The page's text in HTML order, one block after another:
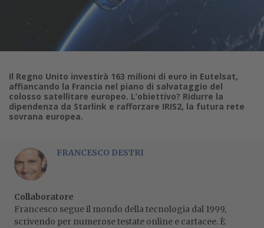
Il Regno Unito investirà 163 milioni di euro in Eutelsat,
affiancando la Francia nel piano di salvataggio del
colosso satellitare europeo. L’obiettivo? Ridurre la
dipendenza da Starlink e rafforzare IRIS2, la futura rete
sovrana europea.
FRANCESCO DESTRI
Collaboratore
Francesco segue il mondo della tecnologia dal 1999,
scrivendo per numerose testate online e cartacee. È